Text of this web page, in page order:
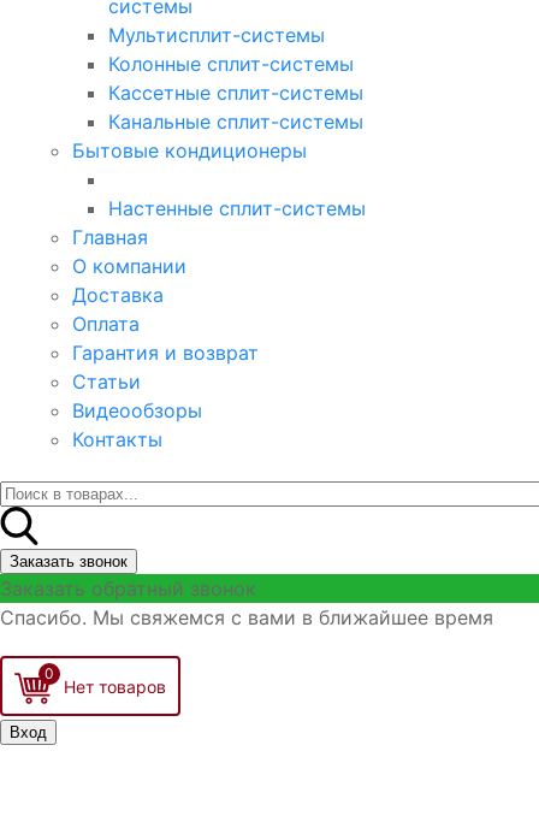
системы
Мультисплит-системы
Колонные сплит-системы
Кассетные сплит-системы
Канальные сплит-системы
Бытовые кондиционеры
Настенные сплит-системы
Главная
О компании
Доставка
Оплата
Гарантия и возврат
Статьи
Видеообзоры
Контакты
Заказать звонок
Заказать обратный звонок
Спасибо. Мы свяжемся с вами в ближайшее время
0
Вход